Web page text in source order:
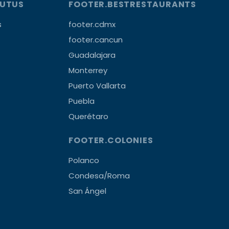
FOOTER.BESTRESTAURANTS
footer.cdmx
footer.cancun
Guadalajara
Monterrey
Puerto Vallarta
Puebla
Querétaro
FOOTER.COLONIES
Polanco
Condesa/Roma
San Ángel